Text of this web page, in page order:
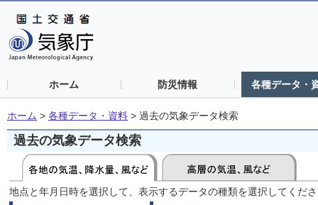
ホーム 防災情報 各種データ・
ホーム > 各種データ・資料 > 過去の気象データ検索
過去の気象データ検索
地点と年月日時を選択して、表示するデータの種類を選択してくだ